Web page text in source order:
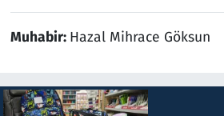
Muhabir: Hazal Mihrace Göksun